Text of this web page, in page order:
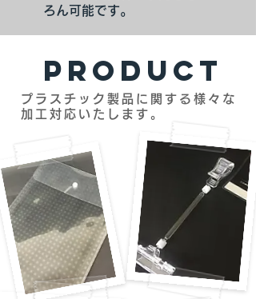
ろん可能です。
PRODUCT
プラスチック製品に関する様々な
加工対応いたします。